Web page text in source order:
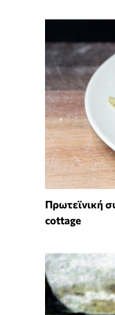
Πρωτεϊνική
cottage